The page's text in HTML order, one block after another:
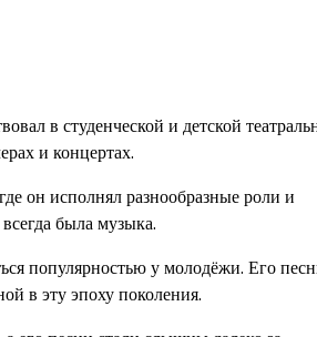
в студенческой и детской
и концертах.
он исполнял разнообразные роли и
была музыка.
популярностью у молодёжи. Его
в эту эпоху поколения.